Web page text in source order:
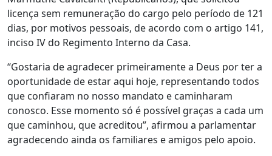
licença sem remuneração do cargo pelo período de 121
dias, por motivos pessoais, de acordo com o artigo 141,
inciso IV do Regimento Interno da Casa.
“Gostaria de agradecer primeiramente a Deus por ter a
oportunidade de estar aqui hoje, representando todos
que confiaram no nosso mandato e caminharam
conosco. Esse momento só é possível graças a cada um
que caminhou, que acreditou”, afirmou a parlamentar
agradecendo ainda os familiares e amigos pelo apoio.